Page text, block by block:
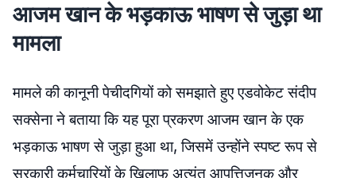
आजम खान के भड़काऊ भाषण से जुड़ा था
मामला
मामले की कानूनी पेचीदगियों को समझाते हुए एडवोकेट संदीप
सक्सेना ने बताया कि यह पूरा प्रकरण आजम खान के एक
भड़काऊ भाषण से जुड़ा हुआ था, जिसमें उन्होंने स्पष्ट रूप से
सरकारी कर्मचारियों के खिलाफ अत्यंत आपत्तिजनक और